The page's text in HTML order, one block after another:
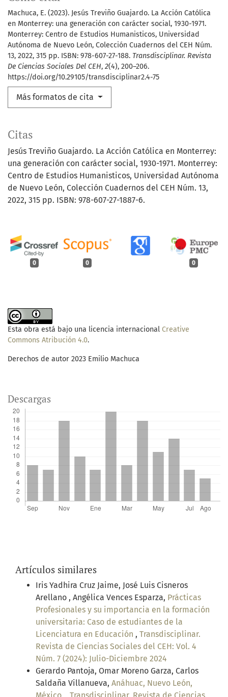
Machuca, E. (2023). Jesús Treviño Guajardo. La Acción Católica
en Monterrey: una generación con carácter social, 1930-1971.
Monterrey: Centro de Estudios Humanisticos, Universidad
Autónoma de Nuevo León, Colección Cuadernos del CEH Núm.
13, 2022, 315 pp. ISBN: 978-607-27-188. Transdisciplinar. Revista
De Ciencias Sociales Del CEH, 2(4), 200–206.
https://doi.org/10.29105/transdisciplinar2.4-75
Más formatos de cita
0 0 0
Citas
Jesús Treviño Guajardo. La Acción Católica en Monterrey:
una generación con carácter social, 1930-1971. Monterrey:
Centro de Estudios Humanisticos, Universidad Autónoma
de Nuevo León, Colección Cuadernos del CEH Núm. 13,
2022, 315 pp. ISBN: 978-607-27-1887-6.
Esta obra está bajo una licencia internacional Creative
Commons Atribución 4.0.
Derechos de autor 2023 Emilio Machuca
Descargas
Artículos similares
Iris Yadhira Cruz Jaime, José Luis Cisneros
Arellano , Angélica Vences Esparza, Prácticas
Profesionales y su importancia en la formación
universitaria: Caso de estudiantes de la
Licenciatura en Educación , Transdisciplinar.
Revista de Ciencias Sociales del CEH: Vol. 4
Núm. 7 (2024): Julio-Diciembre 2024
Gerardo Pantoja, Omar Moreno Garza, Carlos
Saldaña Villanueva, Anáhuac, Nuevo León,